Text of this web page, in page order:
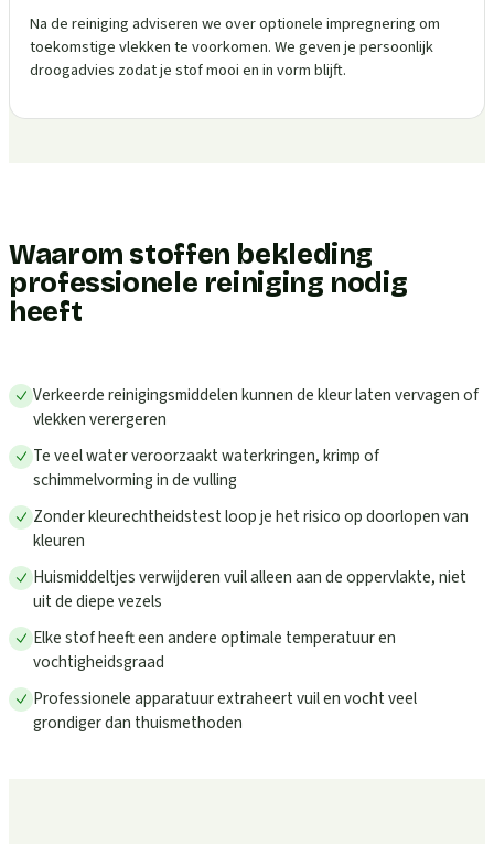
Na de reiniging adviseren we over optionele impregnering om
toekomstige vlekken te voorkomen. We geven je persoonlijk
droogadvies zodat je stof mooi en in vorm blijft.
Waarom stoffen bekleding
professionele reiniging nodig
heeft
Verkeerde reinigingsmiddelen kunnen de kleur laten vervagen of
vlekken verergeren
Te veel water veroorzaakt waterkringen, krimp of
schimmelvorming in de vulling
Zonder kleurechtheidstest loop je het risico op doorlopen van
kleuren
Huismiddeltjes verwijderen vuil alleen aan de oppervlakte, niet
uit de diepe vezels
Elke stof heeft een andere optimale temperatuur en
vochtigheidsgraad
Professionele apparatuur extraheert vuil en vocht veel
grondiger dan thuismethoden